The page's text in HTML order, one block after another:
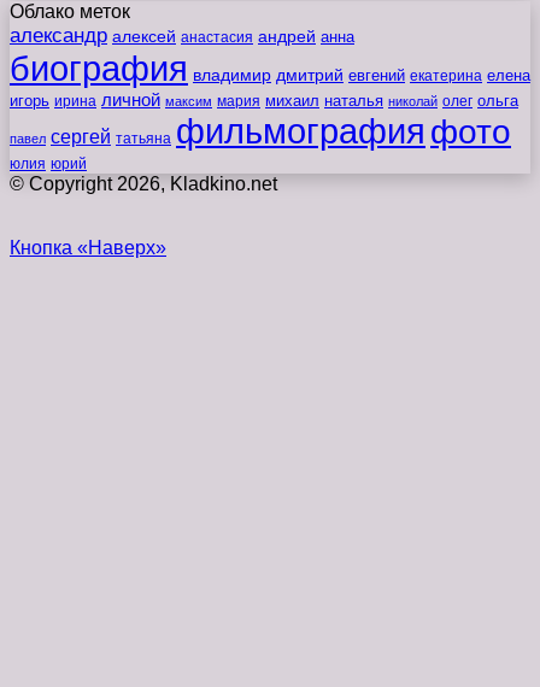
Облако меток
александр алексей анастасия андрей анна
биография владимир дмитрий евгений екатерина елена
игорь ирина личной максим мария михаил наталья николай олег ольга
павел сергей татьяна фильмография фото
юлия юрий
© Copyright 2026, Kladkino.net
Кнопка «Наверх»